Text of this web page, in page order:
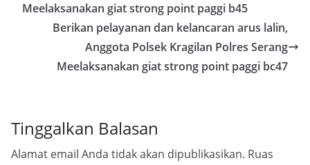
Meelaksanakan giat strong point paggi b45
Berikan pelayanan dan kelancaran arus lalin,
Anggota Polsek Kragilan Polres Serang
Meelaksanakan giat strong point paggi bc47
Tinggalkan Balasan
Alamat email Anda tidak akan dipublikasikan. Ruas